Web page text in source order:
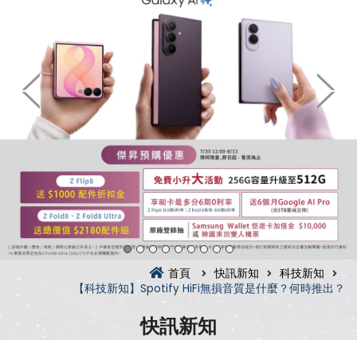
首頁 快訊新知
科技新知
【科技新知】Spotify HiFi無損音質是什麼？何時推出？
快訊新知